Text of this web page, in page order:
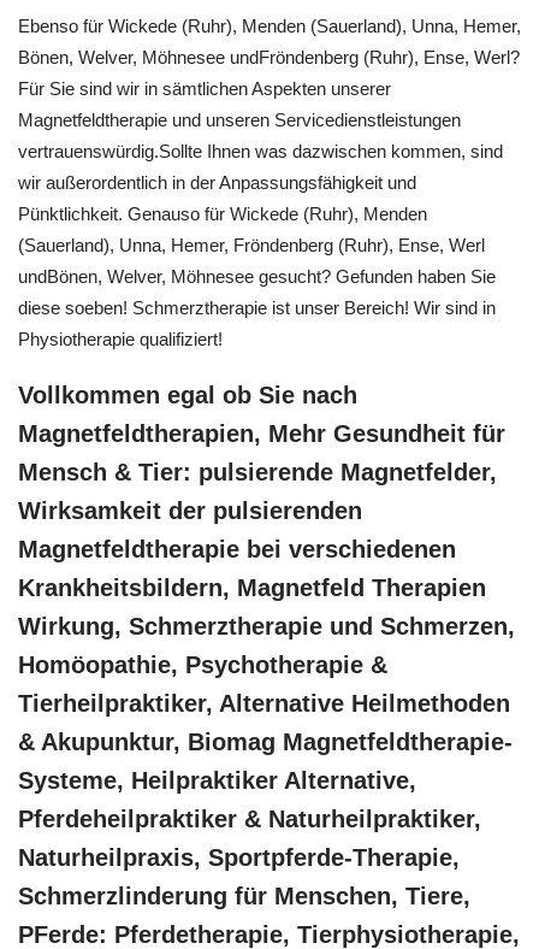
Ebenso für Wickede (Ruhr), Menden (Sauerland), Unna, Hemer,
Bönen, Welver, Möhnesee undFröndenberg (Ruhr), Ense, Werl?
Für Sie sind wir in sämtlichen Aspekten unserer
Magnetfeldtherapie und unseren Servicedienstleistungen
vertrauenswürdig.Sollte Ihnen was dazwischen kommen, sind
wir außerordentlich in der Anpassungsfähigkeit und
Pünktlichkeit. Genauso für Wickede (Ruhr), Menden
(Sauerland), Unna, Hemer, Fröndenberg (Ruhr), Ense, Werl
undBönen, Welver, Möhnesee gesucht? Gefunden haben Sie
diese soeben! Schmerztherapie ist unser Bereich! Wir sind in
Physiotherapie qualifiziert!
Vollkommen egal ob Sie nach
Magnetfeldtherapien, Mehr Gesundheit für
Mensch & Tier: pulsierende Magnetfelder,
Wirksamkeit der pulsierenden
Magnetfeldtherapie bei verschiedenen
Krankheitsbildern, Magnetfeld Therapien
Wirkung, Schmerztherapie und Schmerzen,
‎Homöopathie, ‎Psychotherapie &
‎Tierheilpraktiker, Alternative Heilmethoden
& Akupunktur, Biomag Magnetfeldtherapie-
Systeme, Heilpraktiker Alternative,
Pferdeheilpraktiker & Naturheilpraktiker,
Naturheilpraxis, Sportpferde-Therapie,
Schmerzlinderung für Menschen, Tiere,
PFerde: Pferdetherapie, Tierphysiotherapie,